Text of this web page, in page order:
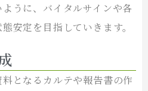
うに、バイタルサインや各
安定を目指していきます。
となるカルテや報告書の作